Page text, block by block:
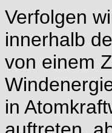
Verfolgen
innerhalb
von einem
in